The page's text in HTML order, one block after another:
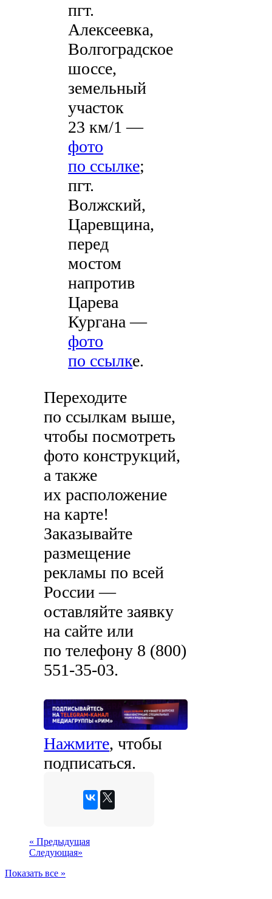
пгт.
Алексеевка,
Волгоградское
шоссе,
земельный
участок
23 км/1 —
фото
по ссылке;
пгт.
Волжский,
Царевщина,
перед
мостом
напротив
Царева
Кургана —
фото
по ссылке.
Переходите
по ссылкам выше,
чтобы посмотреть
фото конструкций,
а также
их расположение
на карте!
Заказывайте
размещение
рекламы по всей
России —
оставляйте заявку
на сайте или
по телефону 8 (800)
551-35-03.
Нажмите, чтобы
подписаться.
« Предыдущая
Следующая»
Показать все »